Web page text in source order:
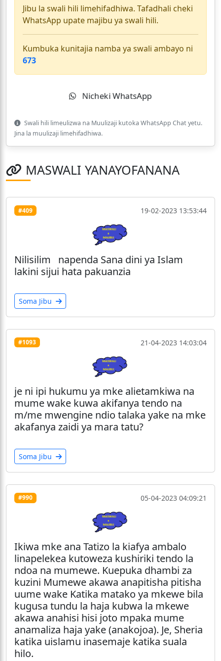
Jibu la swali hili limehifadhiwa. Tafadhali cheki
WhatsApp upate majibu ya swali hili.
Kumbuka kunitajia namba ya swali ambayo ni
673
Nicheki WhatsApp
Swali hili limeulizwa na Muulizaji kutoka WhatsApp Chat yetu.
Jina la muulizaji limehifadhiwa.
MASWALI YANAYOFANANA
#409 19-02-2023 13:53:44
Nilisilim napenda Sana dini ya Islam
lakini sijui hata pakuanzia
Soma Jibu
#1093 21-04-2023 14:03:04
je ni ipi hukumu ya mke alietamkiwa na
mume wake kuwa akifanya tendo na
m/me mwengine ndio talaka yake na mke
akafanya zaidi ya mara tatu?
Soma Jibu
#990 05-04-2023 04:09:21
Ikiwa mke ana Tatizo la kiafya ambalo
linapelekea kutoweza kushiriki tendo la
ndoa na mumewe. Kuepuka dhambi za
kuzini Mumewe akawa anapitisha pitisha
uume wake Katika matako ya mkewe bila
kugusa tundu la haja kubwa la mkewe
akawa anahisi hisi joto mpaka mume
anamaliza haja yake (anakojoa). Je, Sheria
katika uislamu inasemaje katika suala
hilo.